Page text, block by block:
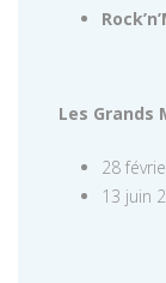
Les Grands
28
13 juin